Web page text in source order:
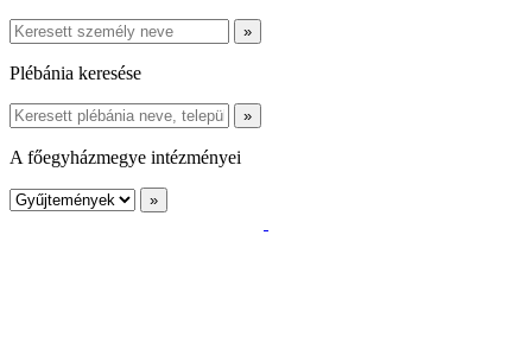
Plébánia keresése
A főegyházmegye intézményei